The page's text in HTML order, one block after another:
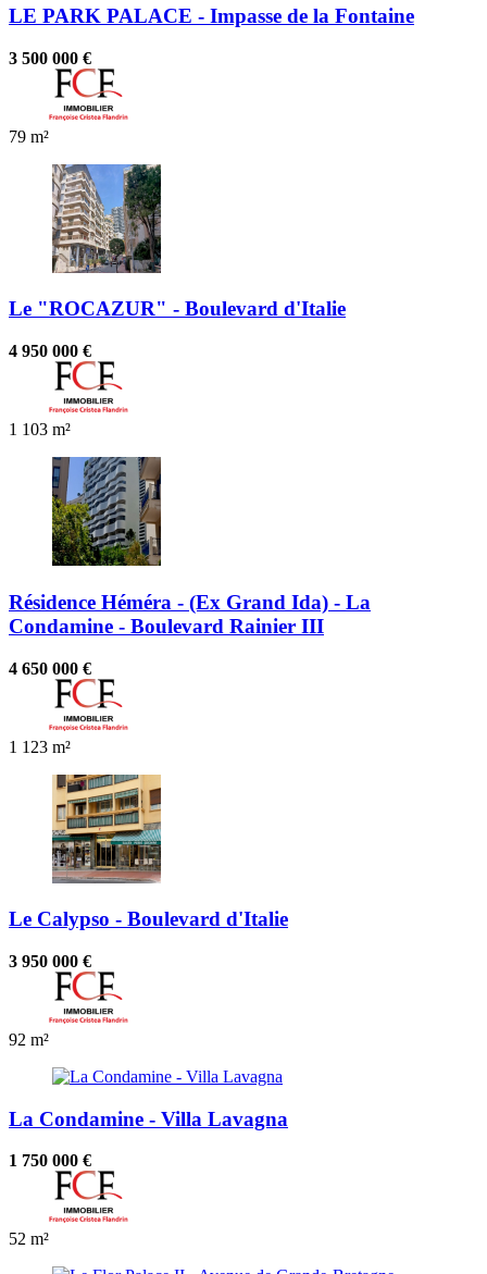
LE PARK PALACE - Impasse de la Fontaine
3 500 000 €
79 m²
Le "ROCAZUR" - Boulevard d'Italie
4 950 000 €
1 103 m²
Résidence Héméra - (Ex Grand Ida) - La
Condamine - Boulevard Rainier III
4 650 000 €
1 123 m²
Le Calypso - Boulevard d'Italie
3 950 000 €
92 m²
La Condamine - Villa Lavagna
1 750 000 €
52 m²